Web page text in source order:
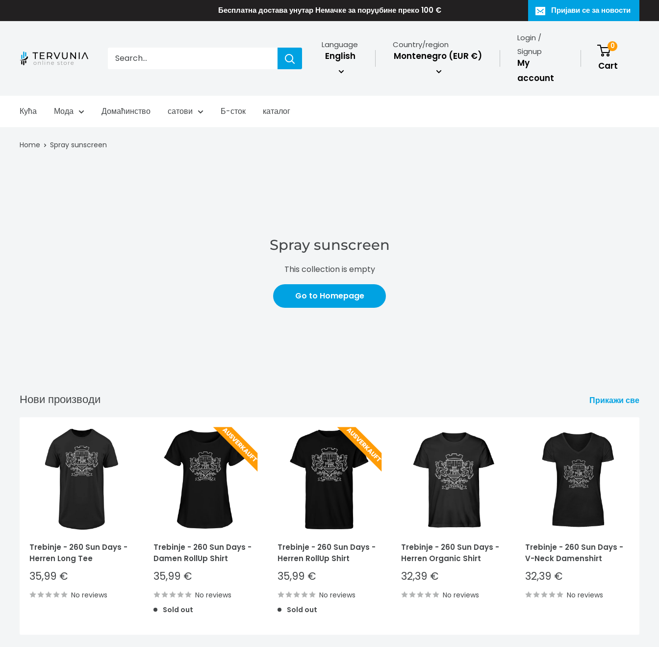
to
Бесплатна достава унутар Немачке за поруџбине преко 100 € Пријави се за новости
TERVUNIA
Language
English
Country/region
Montenegro (EUR €)
Login /
Signup
My
account
0
Cart
Кућа Мода Домаћинство сатови Б-сток каталог
Home Spray sunscreen
Spray sunscreen
This collection is empty
Go to Homepage
Нови производи Прикажи све
Trebinje - 260 Sun Days -
Herren Long Tee
Sale
price
35,99 €
No reviews
Trebinje - 260 Sun Days -
Damen RollUp Shirt
Sale
price
35,99 €
No reviews
Sold out
Trebinje - 260 Sun Days -
Herren RollUp Shirt
Sale
price
35,99 €
No reviews
Sold out
Trebinje - 260 Sun Days -
Herren Organic Shirt
Sale
price
32,39 €
No reviews
Trebinje - 260 Sun Days -
V-Neck Damenshirt
Sale
price
32,39 €
No reviews